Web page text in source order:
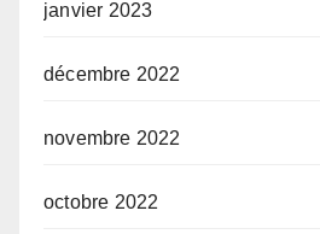
janvier 2023
décembre 2022
novembre 2022
octobre 2022